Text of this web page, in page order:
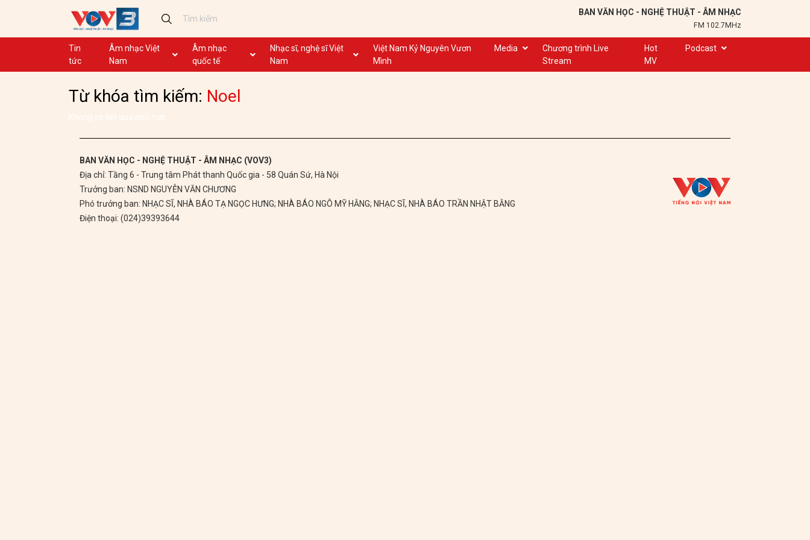
BAN VĂN HỌC - NGHỆ THUẬT - ÂM NHẠC
FM 102.7MHz
Tin
tức
Âm nhạc Việt
Nam
Ca khúc
Nhạc mới
Dân ca
GHTP
Chủ tịch Hồ Chí Minh
Ca khúc thi đua ái quốc
Ca nhạc theo yêu cầu
Âm nhạc
quốc tế
Ca khúc
Không lời
Nhạc sĩ, nghệ sĩ Việt
Nam
Nghệ sĩ biểu diễn VN
Việt Nam Kỷ Nguyên Vươn
Mình
Media
Dân ca
Chương trình Live
Stream
Hot
MV
Podcast
Trạm 102,7
Đôi bạn văn chương
Hành trình sáng tạo
Từ khóa tìm kiếm: Noel
Không có kết quả phù hợp
BAN VĂN HỌC - NGHỆ THUẬT - ÂM NHẠC (VOV3)
Địa chỉ: Tầng 6 - Trung tâm Phát thanh Quốc gia - 58 Quán Sứ, Hà Nội
Trưởng ban: NSND NGUYỄN VĂN CHƯƠNG
Phó trưởng ban: NHẠC SĨ, NHÀ BÁO TẠ NGỌC HƯNG; NHÀ BÁO NGÔ MỸ HẰNG; NHẠC SĨ, NHÀ BÁO TRẦN NHẬT BẰNG
Điện thoại: (024)39393644